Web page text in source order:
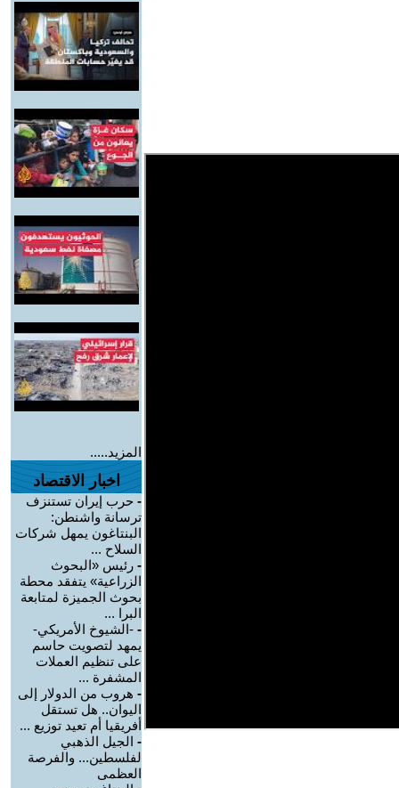
المزيد.....
اخبار الاقتصاد
- حرب إيران تستنزف
ترسانة واشنطن:
البنتاغون يمهل شركات
السلاح ...
- رئيس «البحوث
الزراعية» يتفقد محطة
بحوث الجميزة لمتابعة
البرا ...
- -الشيوخ الأمريكي-
يمهد لتصويت حاسم
على تنظيم العملات
المشفرة ...
- هروب من الدولار إلى
اليوان.. هل تستقل
أفريقيا أم تعيد توزيع ...
- الجيل الذهبي
لفلسطين... والفرصة
العظمى